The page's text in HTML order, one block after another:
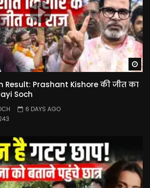
Result: Prashant Kishore की जीत का
Soch
6 DAYS AGO